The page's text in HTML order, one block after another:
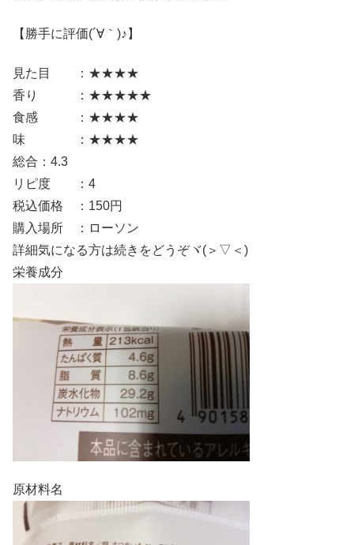
【勝手に評価(´∀｀)♪】
見た目 ：★★★★
香り ：★★★★★
食感 ：★★★★
味 ：★★★★
総合：4.3
リピ度 ：4
税込価格 ：150円
購入場所 ：ローソン
詳細気になる方は続きをどうぞヾ(＞▽＜)
栄養成分
原材料名